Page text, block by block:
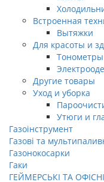
Встроенная
Вытяжки
Для красоты и
Тонометры
Другие товары
Уход и уборка
Утюги и
Газоінструмент
Газові та
Газонокосарки
Гаки
ГЕЙМЕРСЬКІ ТА